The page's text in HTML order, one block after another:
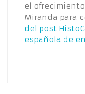
el ofrecimiento
Miranda para
del post
española de